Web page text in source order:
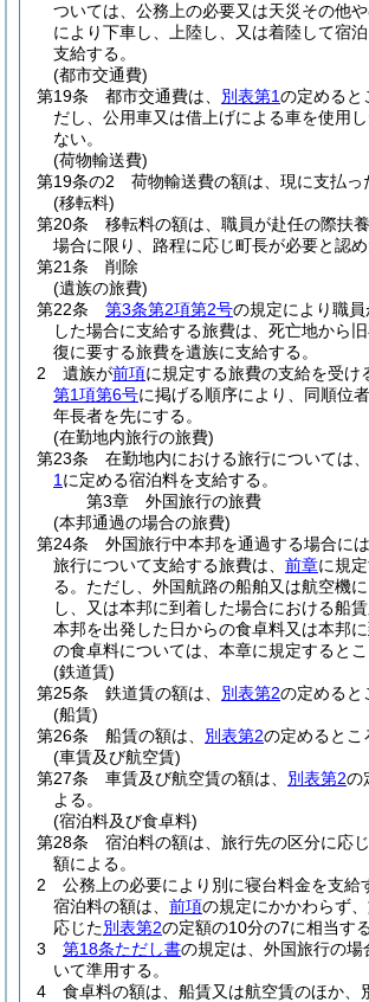
ついては、公務上の必要又は天災その他
により下車し、上陸し、又は着陸して宿
支給する。
(都市交通費)
第19条
都市交通費は、 別表第1の定めると
だし、公用車又は借上げによる車を使用
ない。
(荷物輸送費)
第19条の2
荷物輸送費の額は、現に支払っ
(移転料)
第20条
移転料の額は、職員が赴任の際扶
場合に限り、路程に応じ町長が必要と認め
第21条
削除
(遺族の旅費)
第22条
第3条第2項第2号の規定により職
した場合に支給する旅費は、死亡地から
復に要する旅費を遺族に支給する。
2
遺族が前項に規定する旅費の支給を受け
第1項第6号に掲げる順序により、同順位
年長者を先にする。
(在勤地内旅行の旅費)
第23条
在勤地内における旅行については
1 に定める宿泊料を支給する。
第3章
外国旅行の旅費
(本邦通過の場合の旅費)
第24条
外国旅行中本邦を通過する場合に
旅行について支給する旅費は、 前章に規
る。 ただし、外国航路の船舶又は航空機
し、又は本邦に到着した場合における船
本邦を出発した日からの食卓料又は本邦
の食卓料については、本章に規定するとこ
(鉄道賃)
第25条
鉄道賃の額は、 別表第2の定めると
(船賃)
第26条
船賃の額は、 別表第2の定めるとこ
(車賃及び航空賃)
第27条
車賃及び航空賃の額は、 別表第2の
よる。
(宿泊料及び食卓料)
第28条
宿泊料の額は、旅行先の区分に応
額による。
2
公務上の必要により別に寝台料金を支給
宿泊料の額は、 前項の規定にかかわらず
応じた別表第2の定額の10分の7に相当す
3
第18条ただし書の規定は、外国旅行の場
いて準用する。
4
食卓料の額は、船賃又は航空賃のほか、